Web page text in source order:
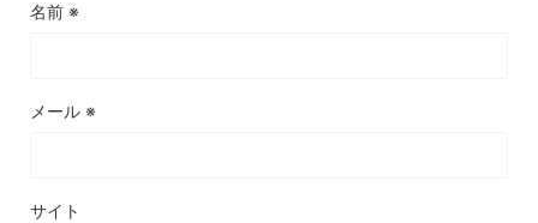
名前 ※
メール ※
サイト